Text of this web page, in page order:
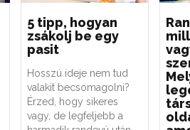
5 tipp, hogyan
zsákolj be egy
pasit
Hosszú ideje nem tud
valakit becsomagolni?
Érzed, hogy sikeres
vagy, de legfeljebb a